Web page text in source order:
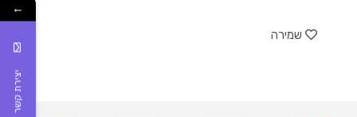
שמירה
←
יצירת קשר